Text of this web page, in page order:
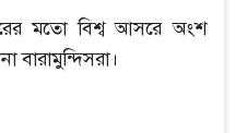
মতো বিশ্ব আসরে অংশ
বারামুন্দিসরা।